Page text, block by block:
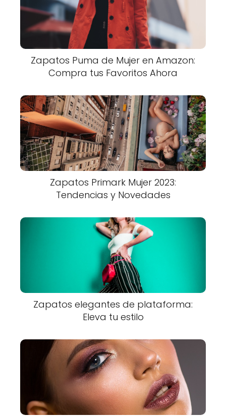
Zapatos Puma de Mujer en Amazon:
Compra tus Favoritos Ahora
Zapatos Primark Mujer 2023:
Tendencias y Novedades
Zapatos elegantes de plataforma:
Eleva tu estilo